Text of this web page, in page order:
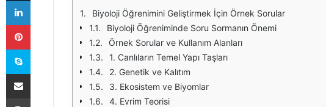
Biyoloji Öğrenimini Geliştirmek İçin Örnek Sorular
Biyoloji Öğreniminde Soru Sormanın Önemi
Örnek Sorular ve Kullanım Alanları
1. Canlıların Temel Yapı Taşları
2. Genetik ve Kalıtım
3. Ekosistem ve Biyomlar
4. Evrim Teorisi
Pinterest
Skype
E-Posta ile paylaş